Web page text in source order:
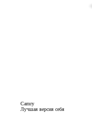
Camry
Лучшая версия себя